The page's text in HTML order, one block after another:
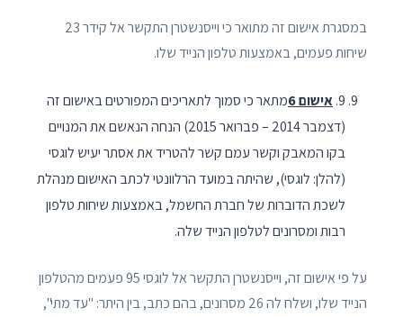
במסגרת אישום זה מתואר כי וייסנשטרן התקשר אל קידר 23
שיחות פעמים, באמצעות טלפון הנייד שלו.
9. אישום 6
מתאר כי סמוך לתאריכים המפורטים באישום זה
(דצמבר 2014 – פברואר 2015) הנחה הנאשם את המנויים
בקו המאבק וקשר עמם קשר להטריד את אסתר יעיש לוגסי
(להלן: לוגסי), שהיתה במועד הרלוונטי לכתב האישום מנהלת
לשכת הדוברות של חברת החשמל, באמצעות שיחות טלפון
רבות ומסרונים לטלפון הנייד שלה.
על פי אישום זה, וייסנשטרן התקשר אל לוגסי 95 פעמים מהטלפון
הנייד שלו, ושלח לה 26 מסרונים, בהם כתב, בין היתר: "עד מתי",